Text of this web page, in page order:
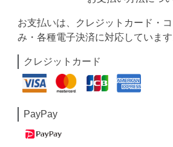
お支払いは、クレジットカード・
み・各種電子決済に対応しています
クレジットカード
PayPay